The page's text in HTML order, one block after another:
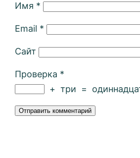
Имя *
Email *
Сайт
Проверка *
+ три =